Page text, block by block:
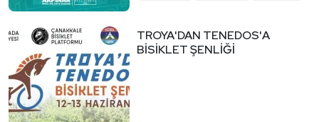
TROYA'DAN TENEDOS'A
BİSİKLET ŞENLİĞİ